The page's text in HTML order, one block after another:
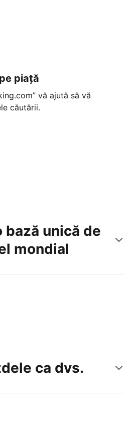
piață
vă ajută să vă
căutării.
unică de
mondial
ca dvs.
ca dvs.